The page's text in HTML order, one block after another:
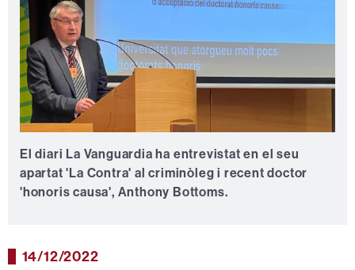
El diari La Vanguardia ha entrevistat en el seu
apartat 'La Contra' al criminòleg i recent doctor
'honoris causa', Anthony Bottoms.
14/12/2022